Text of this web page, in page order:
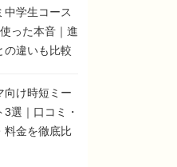
中学生コース
った本音｜進
の違いも比較
向け時短ミー
3選｜口コミ・
料金を徹底比